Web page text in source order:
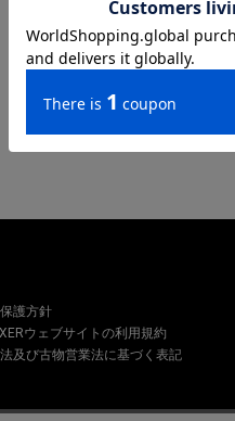
護方針
ウェブサイトの利用規約
及び古物営業法に基づく表記